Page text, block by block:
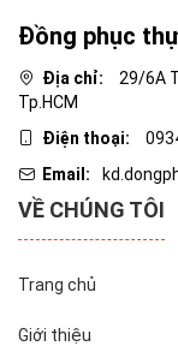
Đồng phục
Địa chỉ:
29/6A
Tp.HCM
Điện thoại:
Email:
VỀ CHÚNG TÔI
Trang chủ
Giới thiệu